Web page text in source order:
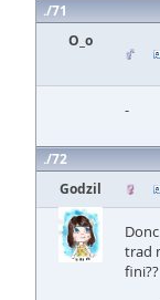
71
O_o
-
72
Godzil
trad
fini??